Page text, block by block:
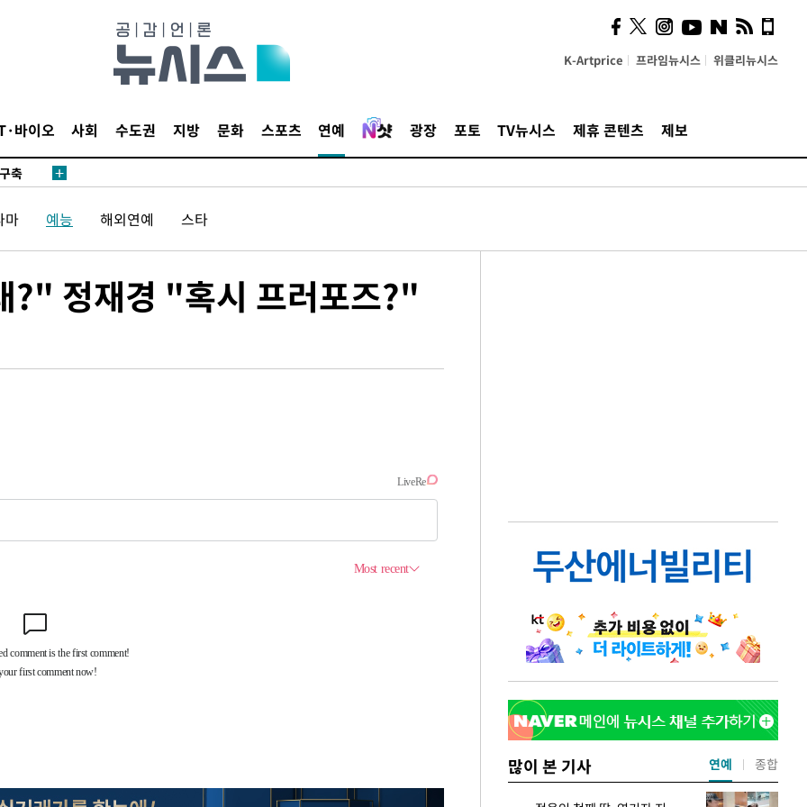
K-Artprice 프라임뉴시스 위클리뉴시스
바이오 사회 수도권 지방 문화 스포츠 연예 광장 포토 TV뉴시스 제휴 콘텐츠 제보
축
려워"
부 대변
마감 다
마 예능 해외연예 스타
?" 정재경 "혹시 프러포즈?"
많이 본 기사 연예 종합